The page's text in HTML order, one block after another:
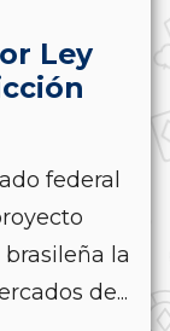
Ley
federal
la
de...